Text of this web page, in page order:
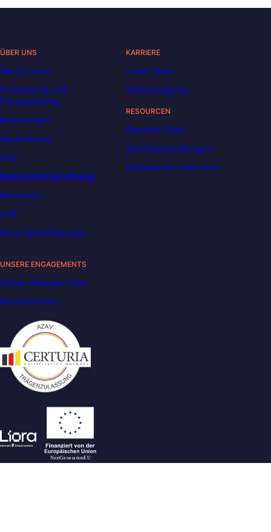
ÜBER UNS
Wer ist Liora?
Finanzierung und
Preisgestaltung
Bewertungen
Hausordnung
FAQ
Datenschutzverordnung
Impressum
AGB
Nutzungsbedingungen
KARRIERE
Unser Team
Stellenangebote
RESOURCEN
Decoded | Blog
Berufsbeschreibungen
DataScientest wird Liora
UNSERE ENGAGEMENTS
Carbon Reduction Plan
Barrierefreiheit